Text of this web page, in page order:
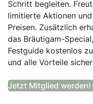
Schritt begleiten.
limitierte Aktionen
Preisen. Zusätzlich
das Bräutigam-
Festguide kostenlos
und alle Vorteile
Jetzt Mitglied werden!